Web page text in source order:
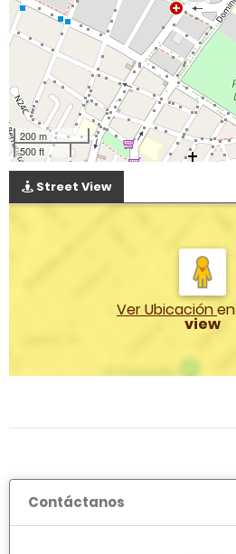
200 m
500 ft
Street View
Ver Ubicaciónen
view
Contáctanos